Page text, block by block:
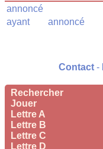
Rechercher
Jouer
Lettre A
Lettre B
Lettre C
Lettre D
annoncé
ayant
annoncé
Contact -